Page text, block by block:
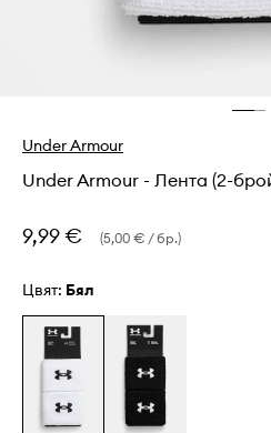
Under Armour
Under Armour - Лента (2-
9,99 € (5,00 € / бр.)
Цвят: бял